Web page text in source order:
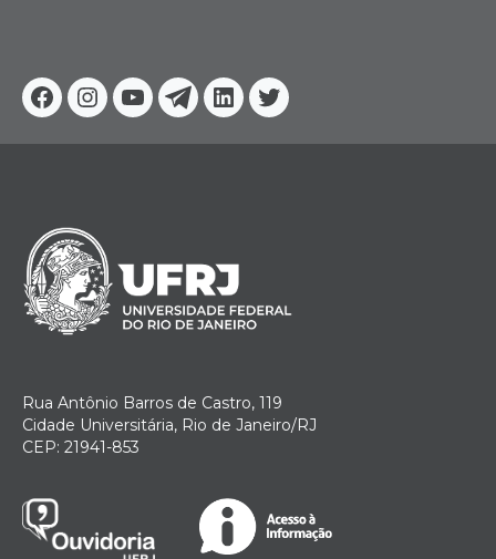
Facebook
Instagram
YoutubeTelegram
Linkedin
Twitter
Rua Antônio Barros de Castro, 119
Cidade Universitária, Rio de Janeiro/RJ
CEP: 21941-853